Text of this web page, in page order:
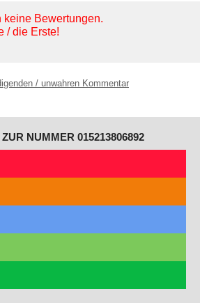
keine Bewertungen.
/ die Erste!
/ unwahren Kommentar
NUMMER 015213806892